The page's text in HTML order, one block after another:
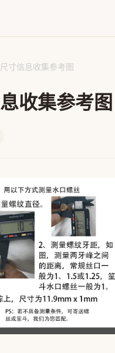
寸信息收集参考图
收集参考图